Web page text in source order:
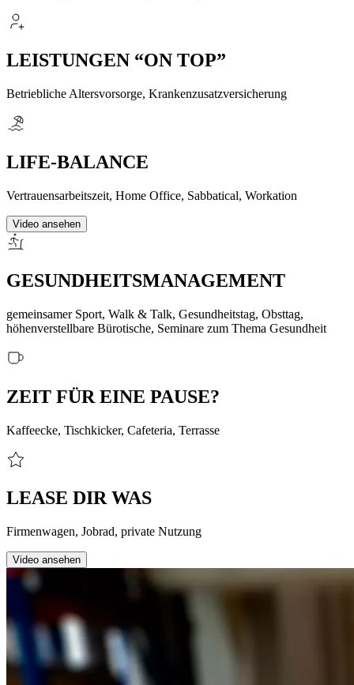
LEISTUNGEN “ON TOP”
Betriebliche Altersvorsorge, Krankenzusatzversicherung
LIFE-BALANCE
Vertrauensarbeitszeit, Home Office, Sabbatical, Workation
Video ansehen
GESUNDHEITSMANAGEMENT
gemeinsamer Sport, Walk & Talk, Gesundheitstag, Obsttag,
höhenverstellbare Bürotische, Seminare zum Thema Gesundheit
ZEIT FÜR EINE PAUSE?
Kaffeecke, Tischkicker, Cafeteria, Terrasse
LEASE DIR WAS
Firmenwagen, Jobrad, private Nutzung
Video ansehen